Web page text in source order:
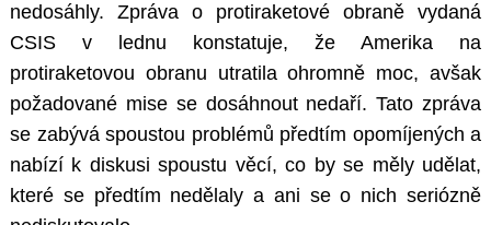
nedosáhly. Zpráva o protiraketové obraně vydaná
CSIS v lednu konstatuje, že Amerika na
protiraketovou obranu utratila ohromně moc, avšak
požadované mise se dosáhnout nedaří. Tato zpráva
se zabývá spoustou problémů předtím opomíjených a
nabízí k diskusi spoustu věcí, co by se měly udělat,
které se předtím nedělaly a ani se o nich seriózně